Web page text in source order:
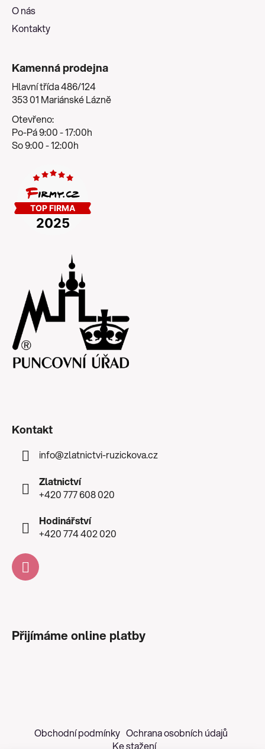
O nás
Kontakty
Kamenná prodejna
Hlavní třída 486/124
353 01 Mariánské Lázně
Otevřeno:
Po-Pá 9:00 - 17:00h
So 9:00 - 12:00h
Kontakt
info@zlatnictvi-ruzickova.cz
Zlatnictví
+420 777 608 020
Hodinářství
+420 774 402 020
Přijímáme online platby
Obchodní podmínky Ochrana osobních údajů
Ke stažení